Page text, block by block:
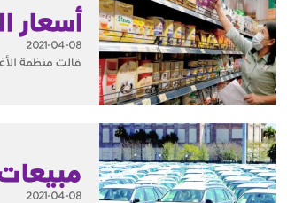
أسعار
2021-04-08
قالت منظمة
مبيعات
2021-04-08